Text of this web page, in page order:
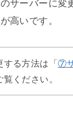
サーバーに変
高いです。
する方法は「⑦
覧ください。